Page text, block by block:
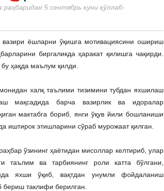
5 сентябрь куни қўллаб-
вазири ёшларни ўқишга мотивациясини ошириш
биргаликда ҳаракат қилишга чақирди.
ҳақда маълум қилди.
халқ таълими тизимини тубдан яхшилаш
мақсадида барча вазирлик ва идоралар
мактабга бориб, янги ўқув йили бошланиши
иштирок этишларини сўраб мурожаат қилган.
ўзининг ҳаётидан мисоллар келтириб, улар
таълим ва тарбиянинг роли катта бўлгани,
яхши ўқиб, вақтдан унумли фойдаланиш
бериш таклифи берилган.